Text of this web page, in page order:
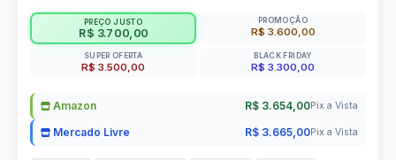
PREÇO JUSTO
R$ 3.700,00
PROMOÇÃO
R$ 3.600,00
SUPER OFERTA
R$ 3.500,00
BLACK FRIDAY
R$ 3.300,00
Amazon R$ 3.654,00Pix a Vista
Mercado Livre R$ 3.665,00Pix a Vista